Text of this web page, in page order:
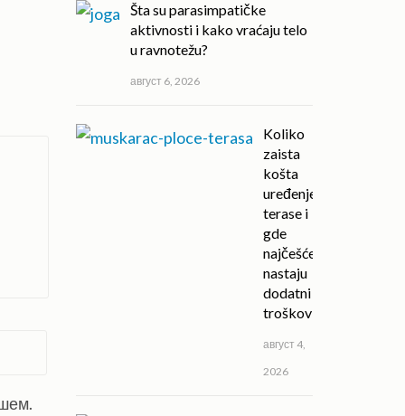
Šta su parasimpatičke
aktivnosti i kako vraćaju telo
u ravnotežu?
август 6, 2026
Koliko
zaista
košta
uređenje
terase i
gde
najčešće
nastaju
dodatni
troškovi?
август 4,
2026